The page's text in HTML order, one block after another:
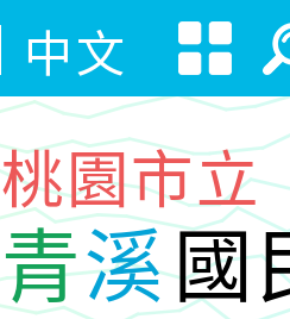
中文
桃園市立
青溪國